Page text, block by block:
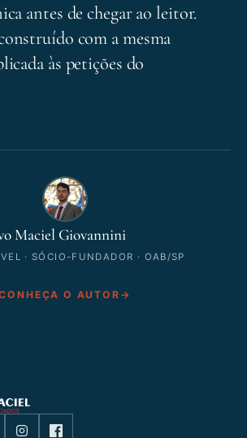
antes de chegar ao leitor.
com a mesma
às petições do
Maciel Giovannini
· SÓCIO-FUNDADOR · OAB/SP
O AUTOR →